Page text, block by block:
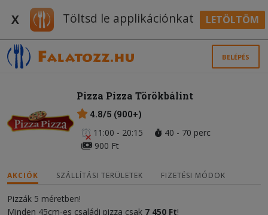
X Töltsd le applikációnkat LETÖLTÖM
BELÉPÉS
Pizza Pizza Törökbálint
4.8/5 (900+)
11:00 - 20:15
40 - 70 perc
900 Ft
AKCIÓK SZÁLLÍTÁSI TERÜLETEK FIZETÉSI MÓDOK
Pizzák 5 méretben!
Minden 45cm-es családi pizza csak 7 450 Ft!